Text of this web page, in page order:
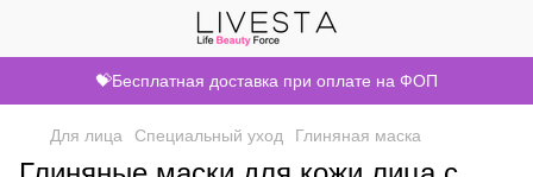
💝Бесплатная доставка при оплате на ФОП
Для лица Специальный уход Глиняная маска